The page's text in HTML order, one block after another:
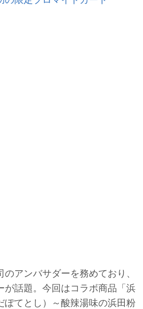
アンバサダーを務めており、
が話題。今回はコラボ商品「浜
ぽてとし）～酸辣湯味の浜田粉